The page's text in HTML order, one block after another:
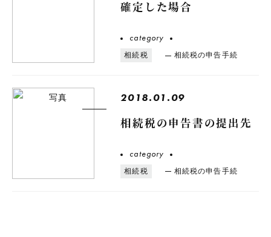
確定した場合
category
相続税 相続税の申告手続
2018.01.09
相続税の申告書の提出先
category
相続税 相続税の申告手続